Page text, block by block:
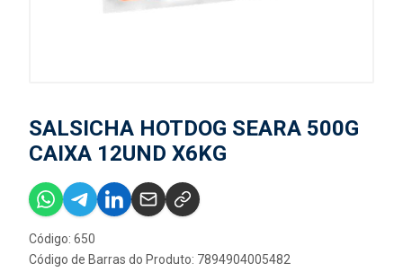
SALSICHA HOTDOG SEARA 500G
CAIXA 12UND X6KG
Código: 650
Código de Barras do Produto: 7894904005482